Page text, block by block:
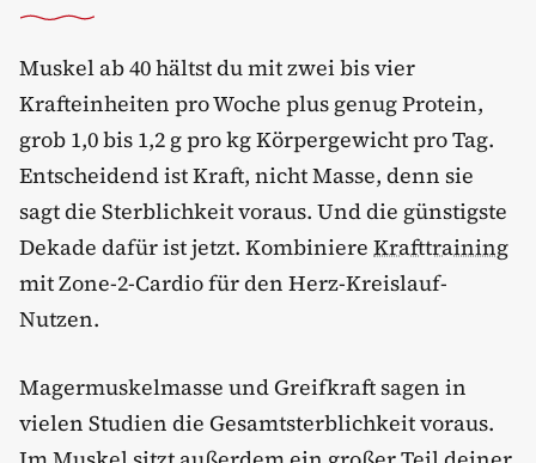
Muskel ab 40 hältst du mit zwei bis vier
Krafteinheiten pro Woche plus genug Protein,
grob 1,0 bis 1,2 g pro kg Körpergewicht pro Tag.
Entscheidend ist Kraft, nicht Masse, denn sie
sagt die Sterblichkeit voraus. Und die günstigste
Dekade dafür ist jetzt. Kombiniere Krafttraining
mit Zone-2-Cardio für den Herz-Kreislauf-
Nutzen.
Magermuskelmasse und Greifkraft sagen in
vielen Studien die Gesamtsterblichkeit voraus.